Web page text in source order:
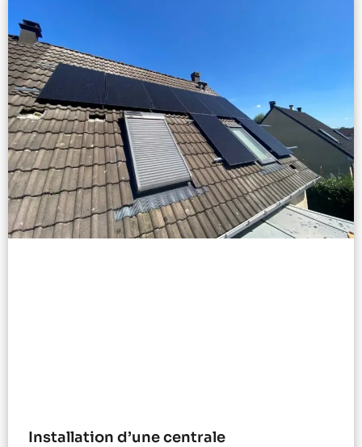
Installation d’une centrale